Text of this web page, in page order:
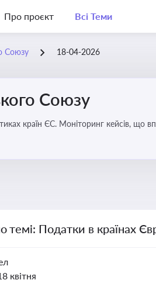
Про проєкт Всі Теми
Союзу 18-04-2026
Союзу
країн ЄС. Моніторинг кейсів, що
темі: Податки в країнах
квітня